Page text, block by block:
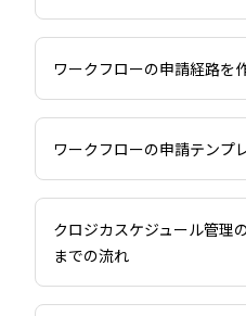
ワークフローの申請経路を
ワークフローの申請テンプ
クロジカスケジュール管理
までの流れ